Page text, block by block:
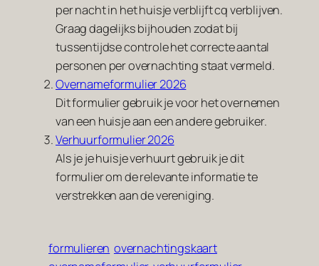
per nacht in het huisje verblijft cq verblijven.
Graag dagelijks bijhouden zodat bij
tussentijdse controle het correcte aantal
personen per overnachting staat vermeld.
Overnameformulier 2026
Dit formulier gebruik je voor het overnemen
van een huisje aan een andere gebruiker.
Verhuurformulier 2026
Als je je huisje verhuurt gebruik je dit
formulier om de relevante informatie te
verstrekken aan de vereniging.
formulieren overnachtingskaart